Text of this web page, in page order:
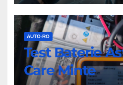
AUTO-RO
Test Baterie
Care Minte